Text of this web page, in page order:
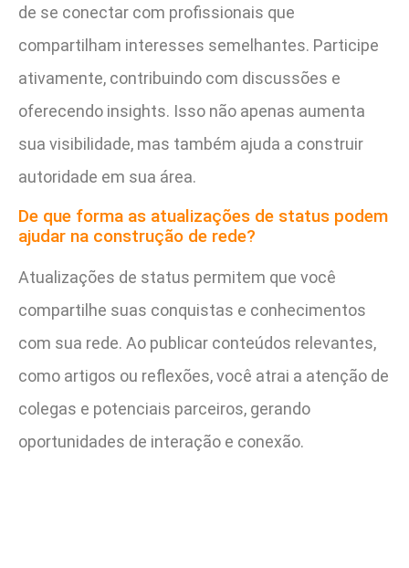
de se conectar com profissionais que
compartilham interesses semelhantes. Participe
ativamente, contribuindo com discussões e
oferecendo insights. Isso não apenas aumenta
sua visibilidade, mas também ajuda a construir
autoridade em sua área.
De que forma as atualizações de status podem
ajudar na construção de rede?
Atualizações de status permitem que você
compartilhe suas conquistas e conhecimentos
com sua rede. Ao publicar conteúdos relevantes,
como artigos ou reflexões, você atrai a atenção de
colegas e potenciais parceiros, gerando
oportunidades de interação e conexão.